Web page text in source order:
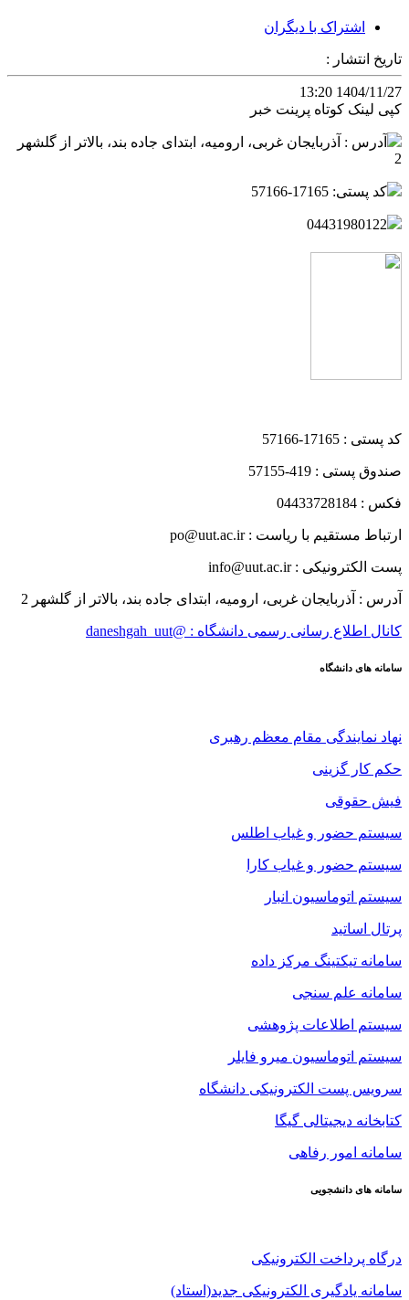
اشتراک با دیگران
تاریخ انتشار :
1404/11/27 13:20
کپی لینک کوتاه پرینت خبر
آدرس : آذربایجان غربی، ارومیه، ابتدای جاده بند، بالاتر از گلشهر
2
کد پستی: 17165-57166
04431980122
کد پستی : 17165-57166
صندوق پستی : 419-57155
فکس : 04433728184
ارتباط مستقیم با ریاست : po@uut.ac.ir
پست الکترونیکی : info@uut.ac.ir
آدرس : آذربایجان غربی، ارومیه، ابتدای جاده بند، بالاتر از گلشهر 2
کانال اطلاع رسانی رسمی دانشگاه : @daneshgah_uut
سامانه های دانشگاه
نهاد نمایندگی مقام معظم رهبری
حکم کار گزینی
فیش حقوقی
سیستم حضور و غیاب اطلس
سیستم حضور و غیاب کارا
سیستم اتوماسیون انبار
پرتال اساتید
سامانه تیکتینگ مرکز داده
سامانه علم سنجی
سیستم اطلاعات پژوهشی
سیستم اتوماسیون میرو فایلر
سرویس پست الکترونیکی دانشگاه
کتابخانه دیجیتالی گیگا
سامانه امور رفاهی
سامانه های دانشجویی
درگاه پرداخت الکترونیکی
سامانه یادگیری الکترونیکی جدید(استاد)